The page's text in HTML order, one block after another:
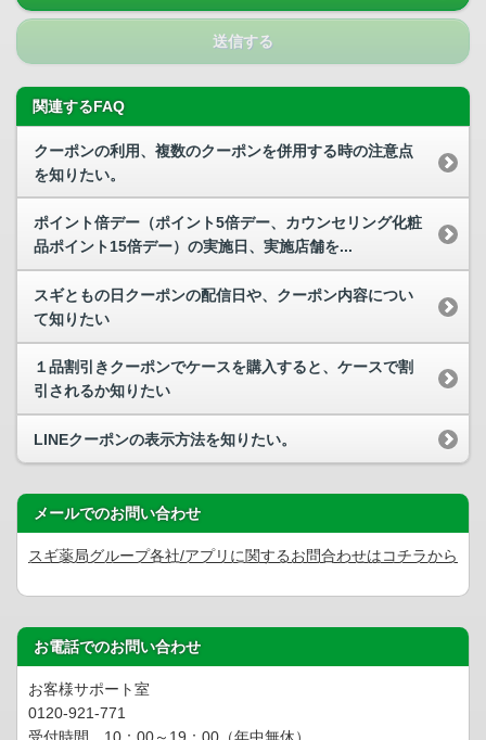
送信する
関連するFAQ
クーポンの利用、複数のクーポンを併用する時の注意点
を知りたい。
ポイント倍デー（ポイント5倍デー、カウンセリング化粧
品ポイント15倍デー）の実施日、実施店舗を...
スギともの日クーポンの配信日や、クーポン内容につい
て知りたい
１品割引きクーポンでケースを購入すると、ケースで割
引されるか知りたい
LINEクーポンの表示方法を知りたい。
メールでのお問い合わせ
スギ薬局グループ各社/アプリに関するお問合わせはコチラから
お電話でのお問い合わせ
お客様サポート室
0120-921-771
受付時間 10：00～19：00（年中無休）